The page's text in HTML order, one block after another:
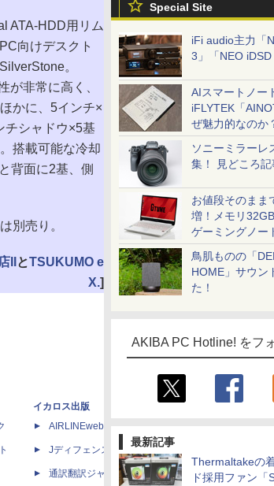
Special Site
iFi audio主力「
3」「NEO
AIスマートノー
iFLYTEK「
ぜ魅力的なのか
ソニーミラーレ
集！ 見どころ記
お値段そのまま
増！メモリ
ゲーミングノー
鳥肌ものの「
HOME」サウン
た！
AKIBA PC Hotline! をフ
最新記事
Thermaltakeの
ド採用ファン「
ATA-HDD用リム
向けデスクト
。
非常に高く、
かに、5インチ×
チシャドウ×5基
搭載可能な冷却
背面に2基、側
別売り。
II とTSUKUMO e
X.]
イカロス出版
AIRLINEweb
Jディフェンスニュース
通訳翻訳ジャーナル impress QuickBooks